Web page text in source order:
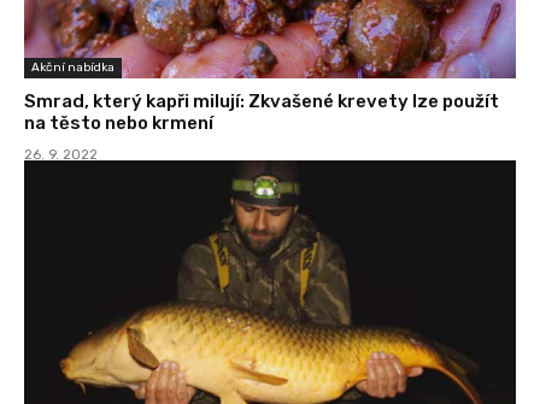
Akční nabídka
Smrad, který kapři milují: Zkvašené krevety lze použít
na těsto nebo krmení
26. 9. 2022